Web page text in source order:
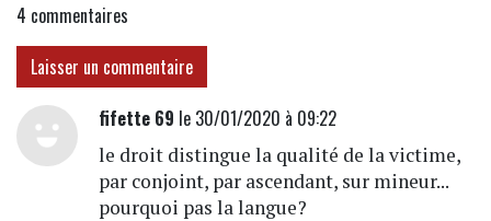
4 commentaires
Laisser un commentaire
fifette 69 le 30/01/2020 à 09:22
le droit distingue la qualité de la victime,
par conjoint, par ascendant, sur mineur...
pourquoi pas la langue?